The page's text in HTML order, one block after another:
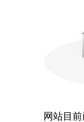
网站目